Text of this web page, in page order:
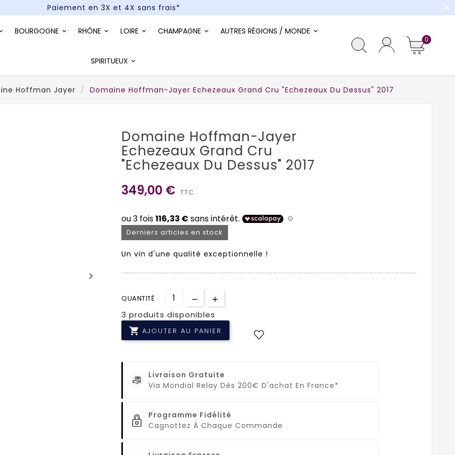
Paiement en 3X et 4X sans frais*
close
BOURGOGNE RHÔNE LOIRE CHAMPAGNE AUTRES RÉGIONS / MONDE
SPIRITUEUX
0
Hoffman Jayer Domaine Hoffman-Jayer Echezeaux Grand Cru "Echezeaux Du Dessus" 2017
keyboard_arrow_right
Domaine Hoffman-Jayer
Echezeaux Grand Cru
"Echezeaux Du Dessus" 2017
349,00 € TTC
Derniers articles en stock
Un vin d'une qualité exceptionnelle !
QUANTITÉ
3 produits disponibles
 AJOUTER AU PANIER
Livraison Gratuite
Via Mondial Relay Dès 200€ D'achat En France*
Programme Fidélité
Cagnottez À Chaque Commande